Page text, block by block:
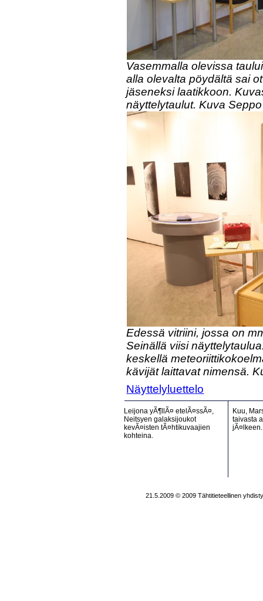
Vasemmalla olevissa
alla olevalta pöydältä sai
jäseneksi laatikkoon.
näyttelytaulut. Kuva
Edessä vitriini, jossa on
Seinällä viisi
keskellä
kävijät laittavat nimensä.
Näyttelyluettelo
Leijona yÃ¶llÃ¤ etelÃ¤ssÃ¤,
Neitsyen galaksijoukot
kevÃ¤isten tÃ¤htikuvaajien
kohteina.
Kuu,
taivasta
21.5.2009 © 2009 Tähtitieteellinen